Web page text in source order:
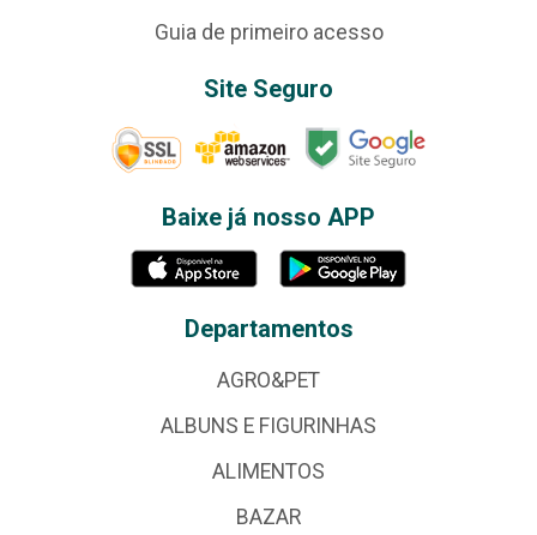
Guia de primeiro acesso
Site Seguro
Baixe já nosso APP
Departamentos
AGRO&PET
ALBUNS E FIGURINHAS
ALIMENTOS
BAZAR